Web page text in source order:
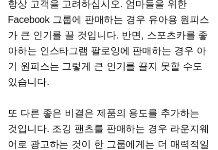
항상 고객을 고려하십시오. 엄마들을 위한
Facebook 그룹에 판매하는 경우 유아용 원피스
가 큰 인기를 끌 것입니다. 반면, 스포츠카를 좋
아하는 인스타그램 팔로잉에 판매하는 경우 아
기 원피스는 그렇게 큰 인기를 끌지 못할 수도
있습니다.
또 다른 좋은 비결은 제품의 용도를 추가하는
것입니다. 조깅 팬츠를 판매하는 경우 라운지웨
어로 광고하는 것이 한 그룹에게는 더 매력적일